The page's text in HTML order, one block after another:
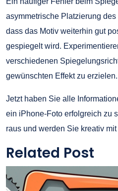
asymmetrische Platzierung
dass das Motiv weiterhin gut
gespiegelt wird.
verschiedenen
gewünschten Effekt zu erzielen.
Jetzt haben Sie alle
ein iPhone-Foto erfolgreich zu
raus und werden Sie kreativ
Related Post